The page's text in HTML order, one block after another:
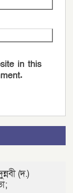
in this
(দ.)